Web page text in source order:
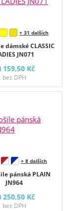
dámské CLASSIC
JN071
+ 31 dalších
159,50 Kč
bez DPH
pánská PLAIN
JN964
+ 8 dalších
250,50 Kč
bez DPH